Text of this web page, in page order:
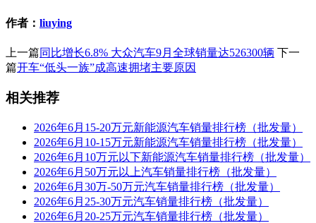
作者： liuying
上一篇同比增长6.8% 大众汽车9月全球销量达526300辆 下一
篇开车“低头一族”成高速拥堵主要原因
相关推荐
2026年6月15-20万元新能源汽车销量排行榜（批发量）
2026年6月10-15万元新能源汽车销量排行榜（批发量）
2026年6月10万元以下新能源汽车销量排行榜（批发量）
2026年6月50万元以上汽车销量排行榜（批发量）
2026年6月30万-50万元汽车销量排行榜（批发量）
2026年6月25-30万元汽车销量排行榜（批发量）
2026年6月20-25万元汽车销量排行榜（批发量）